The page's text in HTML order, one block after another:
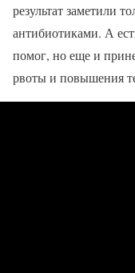
результат заметили
антибиотиками. А
помог, но еще и
рвоты и повышения